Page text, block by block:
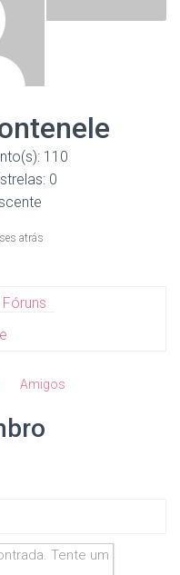
110
0
atrás
Fóruns
Amigos
Tente um